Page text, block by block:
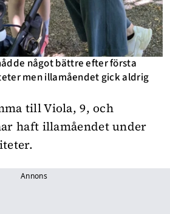
något bättre efter första
men illamåendet gick aldrig
till Viola, 9, och
haft illamåendet under
Annons